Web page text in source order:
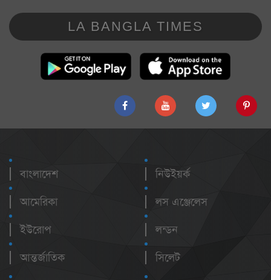
LA BANGLA TIMES
বাংলাদেশ
আমেরিকা
ইউরোপ
আন্তর্জাতিক
নিউইয়র্ক
লস এঞ্জেলেস
লন্ডন
সিলেট